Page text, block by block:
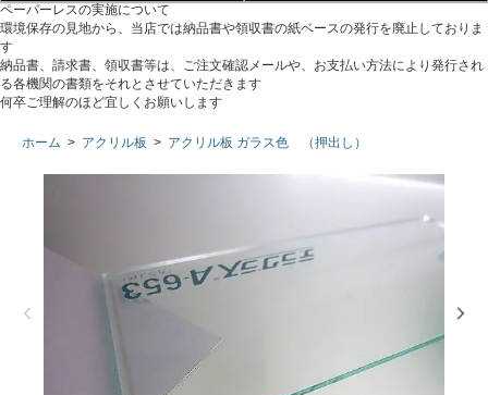
ペーパーレスの実施について
環境保存の見地から、当店では納品書や領収書の紙ベースの発行を廃止しておりま
す
納品書、請求書、領収書等は、ご注文確認メールや、お支払い方法により発行され
る各機関の書類をそれとさせていただきます
何卒ご理解のほど宜しくお願いします
ホーム > アクリル板 > アクリル板 ガラス色 （押出し）